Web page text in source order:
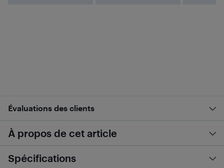
Évaluations des clients
À propos de cet article
Spécifications